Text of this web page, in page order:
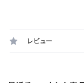
レビュー